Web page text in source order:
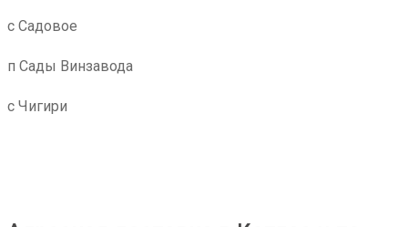
с Садовое
п Сады Винзавода
с Чигири